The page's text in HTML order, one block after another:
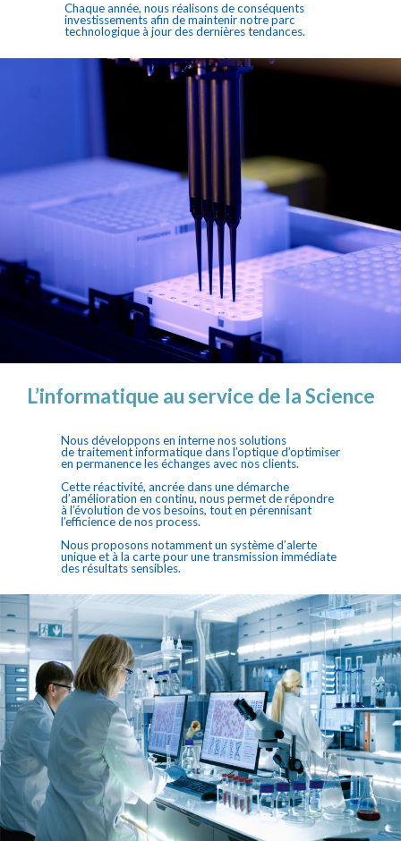
Chaque année, nous réalisons de conséquents
investissements afin de maintenir notre parc
technologique à jour des dernières tendances.
L’informatique au service de la Science
Nous développons en interne nos solutions
de traitement informatique dans l’optique d’optimiser
en permanence les échanges avec nos clients.
Cette réactivité, ancrée dans une démarche
d’amélioration en continu, nous permet de répondre
à l’évolution de vos besoins, tout en pérennisant
l’efficience de nos process.
Nous proposons notamment un système d’alerte
unique et à la carte pour une transmission immédiate
des résultats sensibles.